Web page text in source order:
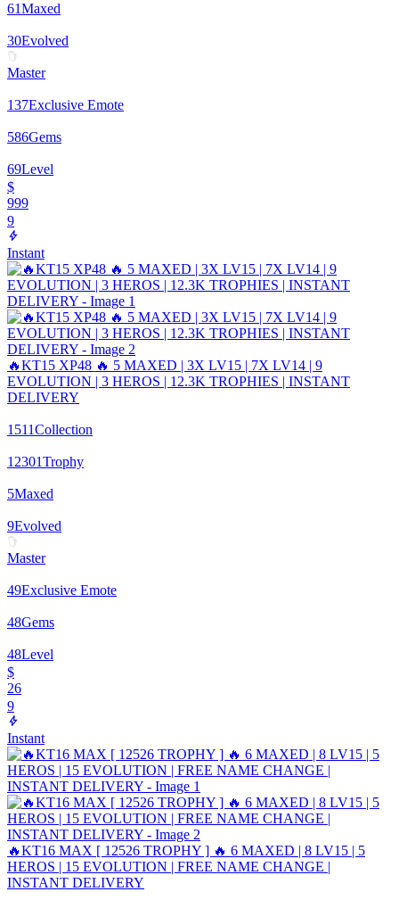
61Maxed
30Evolved
Master
137Exclusive Emote
586Gems
69Level
$
999
9
Instant
🔥KT15 XP48 🔥 5 MAXED | 3X LV15 | 7X LV14 | 9
EVOLUTION | 3 HEROS | 12.3K TROPHIES | INSTANT
DELIVERY
1511Collection
12301Trophy
5Maxed
9Evolved
Master
49Exclusive Emote
48Gems
48Level
$
26
9
Instant
🔥KT16 MAX [ 12526 TROPHY ] 🔥 6 MAXED | 8 LV15 | 5
HEROS | 15 EVOLUTION | FREE NAME CHANGE |
INSTANT DELIVERY